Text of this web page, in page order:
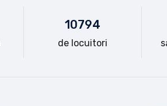
10794
de locuitori